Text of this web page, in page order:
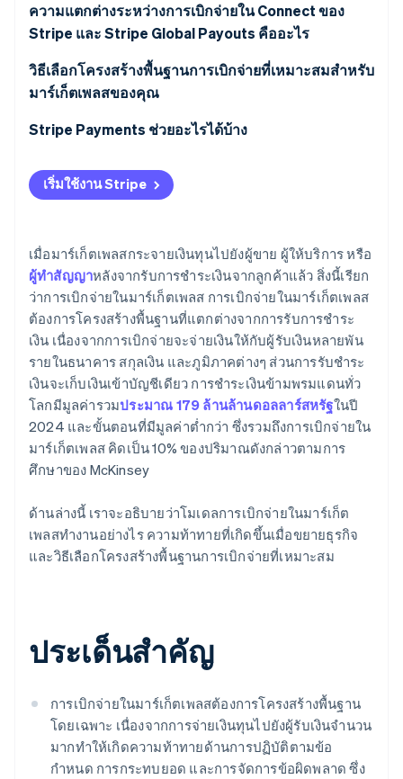
การจัดการความล้มเหลวในการเบิกจ่าย
ภาระในการกระทบยอด
การระดมเงินทุนสกุลเงิน
ความพร้อมใช้งานของเครือข่ายการชำระเงินในประเทศ
ข้อกำหนดด้านกฎระเบียบตามภูมิภาค
ความคาดหวังเรื่องกำหนดการเบิกจ่าย
ความแตกต่างระหว่างการเบิกจ่ายใน Connect ของ
Stripe และ Stripe Global Payouts คืออะไร
Stripe Connect
Stripe Global Payouts
วิธีเลือกโครงสร้างพื้นฐานการเบิกจ่ายที่เหมาะสมสำหรับ
มาร์เก็ตเพลสของคุณ
การชำระเงินและการเบิกจ่ายของคุณเชื่อมโยงกันหรือ
ผู้รับเงินของคุณคือใคร
ภาระผูกพันในการปฏิบัติตามข้อกำหนดของคุณมีอะไร
บ้าง
ปริมาณธุรกรรมของคุณคือเท่าใด
Stripe Payments ช่วยอะไรได้บ้าง
เริ่มใช้งาน Stripe
เมื่อมาร์เก็ตเพลสกระจายเงินทุนไปยังผู้ขาย ผู้ให้บริการ หรือ
ผู้ทำสัญญาหลังจากรับการชำระเงินจากลูกค้าแล้ว สิ่งนี้เรียก
ว่าการเบิกจ่ายในมาร์เก็ตเพลส การเบิกจ่ายในมาร์เก็ตเพลส
ต้องการโครงสร้างพื้นฐานที่แตกต่างจากการรับการชำระ
เงิน เนื่องจากการเบิกจ่ายจะจ่ายเงินให้กับผู้รับเงินหลายพัน
รายในธนาคาร สกุลเงิน และภูมิภาคต่างๆ ส่วนการรับชำระ
เงินจะเก็บเงินเข้าบัญชีเดียว การชำระเงินข้ามพรมแดนทั่ว
โลกมีมูลค่ารวมประมาณ 179 ล้านล้านดอลลาร์สหรัฐในปี
2024 และขั้นตอนที่มีมูลค่าต่ำกว่า ซึ่งรวมถึงการเบิกจ่ายใน
มาร์เก็ตเพลส คิดเป็น 10% ของปริมาณดังกล่าวตามการ
ศึกษาของ McKinsey
ด้านล่างนี้ เราจะอธิบายว่าโมเดลการเบิกจ่ายในมาร์เก็ต
เพลสทำงานอย่างไร ความท้าทายที่เกิดขึ้นเมื่อขยายธุรกิจ
และวิธีเลือกโครงสร้างพื้นฐานการเบิกจ่ายที่เหมาะสม
ประเด็นสำคัญ
การเบิกจ่ายในมาร์เก็ตเพลสต้องการโครงสร้างพื้นฐาน
โดยเฉพาะ เนื่องจากการจ่ายเงินทุนไปยังผู้รับเงินจำนวน
มากทำให้เกิดความท้าทายด้านการปฏิบัติตามข้อ
กำหนด การกระทบยอด และการจัดการข้อผิดพลาด ซึ่ง